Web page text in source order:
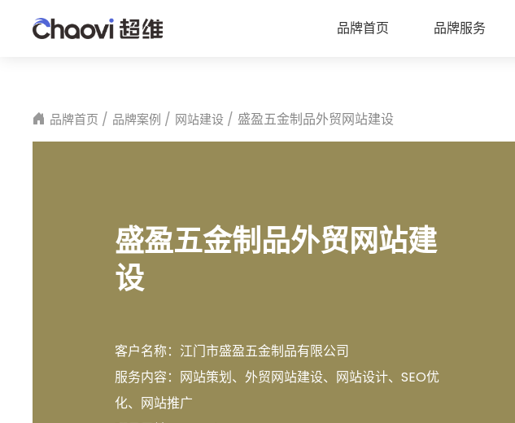
品牌首页 品牌服务
品牌首页 品牌案例 网站建设 盛盈五金制品外贸网站建设
盛盈五金制品外贸网站建
设
客户名称： 江门市盛盈五金制品有限公司
服务内容： 网站策划、外贸网站建设、网站设计、SEO优
化、网站推广